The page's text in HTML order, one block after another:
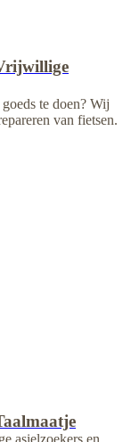
te doen? Wij
van fietsen.
asielzoekers en